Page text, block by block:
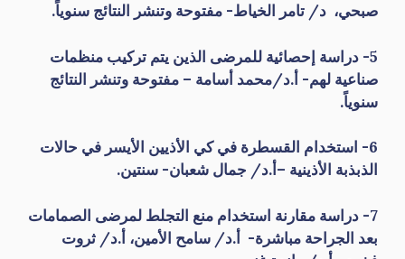
صبحي، د/ تامر الخياط- مفتوحة وتنشر النتائج سنوياً.
5- دراسة إحصائية للمرضى الذين يتم تركيب منظمات
صناعية لهم- أ.د/محمد أسامة – مفتوحة وتنشر النتائج
سنوياً.
6- استخدام القسطرة في كي الأذيين الأيسر في حالات
الذبذبة الأذينية –أ.د/ جمال شعبان- سنتين.
7- دراسة مقارنة استخدام منع التجلط لمرضى الصمامات
بعد الجراحة مباشرة- أ.د/ سامح الأمين، أ.د/ ثروت